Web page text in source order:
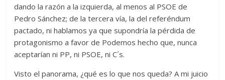
dando la razón a la izquierda, al menos al PSOE de
Pedro Sánchez; de la tercera vía, la del referéndum
pactado, ni hablamos ya que supondría la pérdida de
protagonismo a favor de Podemos hecho que, nunca
aceptarían ni PP, ni PSOE, ni C´s.
Visto el panorama, ¿qué es lo que nos queda? A mi juicio